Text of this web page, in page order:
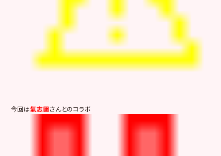
今回は氣志團さんとのコラボ